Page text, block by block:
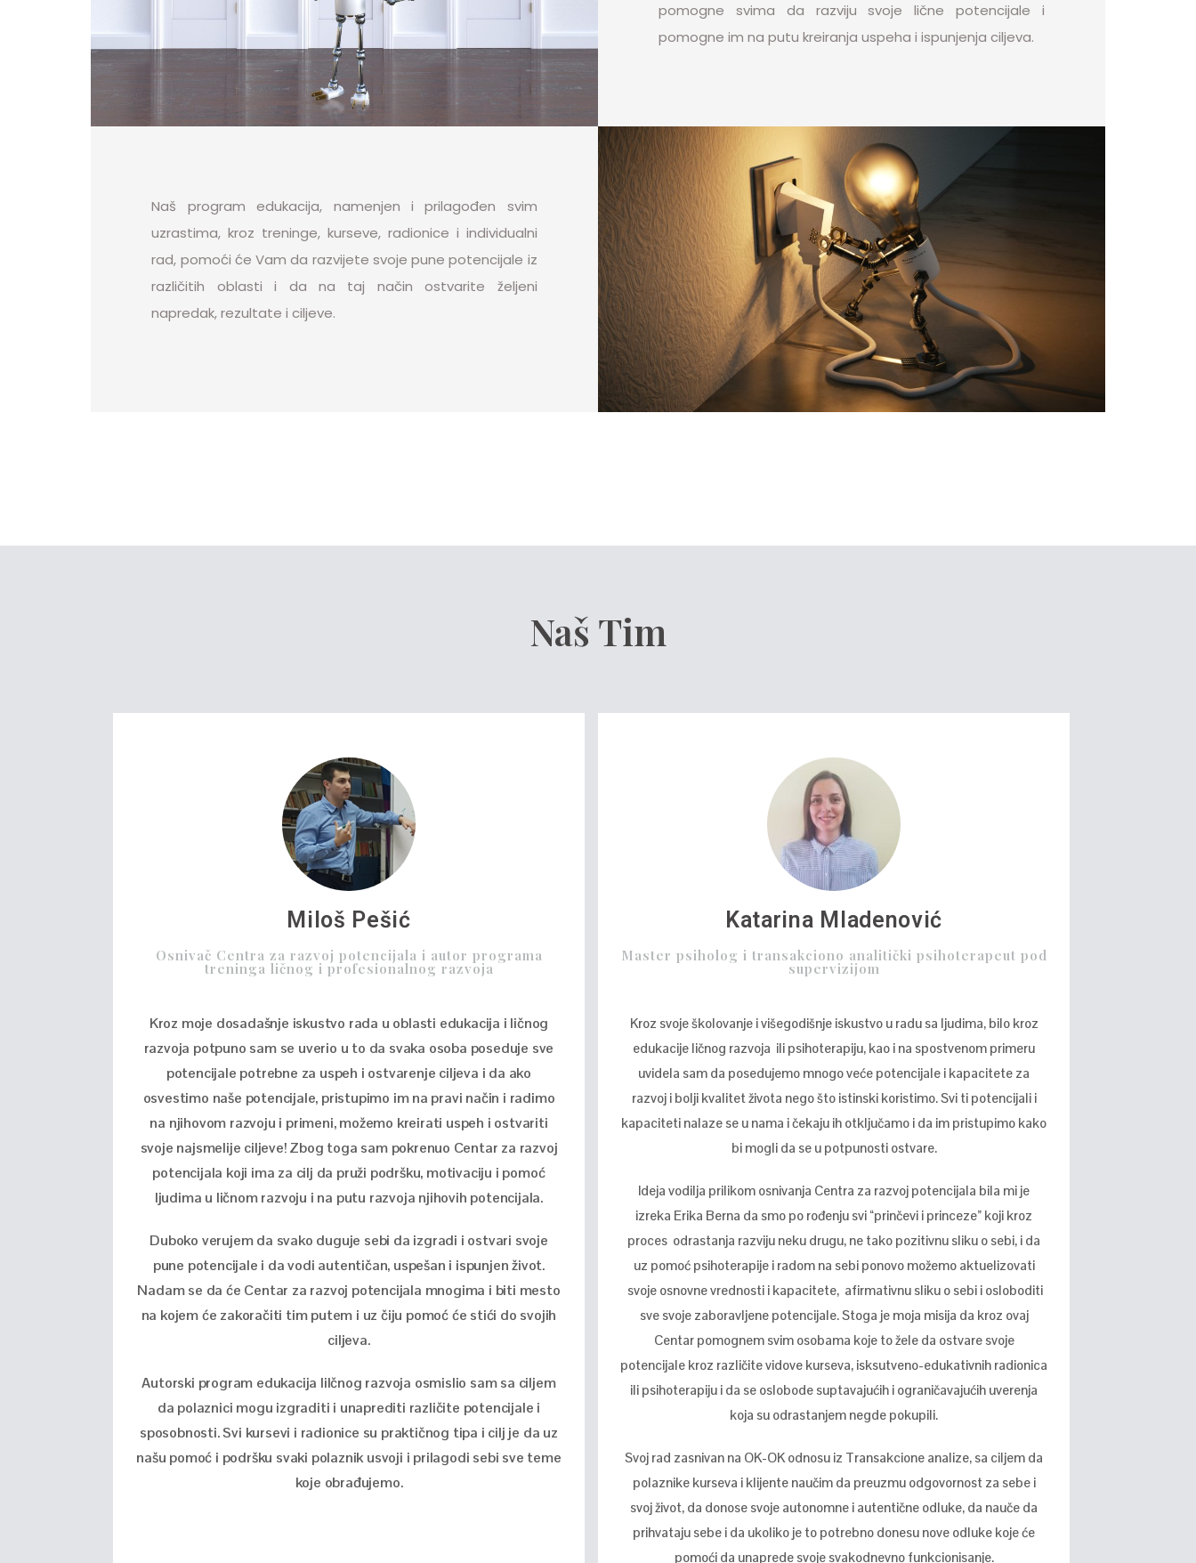
pomogne svima da razviju svoje lične potencijale i
pomogne im na putu kreiranja uspeha i ispunjenja ciljeva.
Naš program edukacija, namenjen i prilagođen svim
uzrastima, kroz treninge, kurseve, radionice i individualni
rad, pomoći će Vam da razvijete svoje pune potencijale iz
različitih oblasti i da na taj način ostvarite željeni
napredak, rezultate i ciljeve.
Naš Tim
Miloš Pešić
Osnivač Centra za razvoj potencijala i autor programa
treninga ličnog i profesionalnog razvoja
Kroz moje dosadašnje iskustvo rada u oblasti edukacija i ličnog
razvoja potpuno sam se uverio u to da svaka osoba poseduje sve
potencijale potrebne za uspeh i ostvarenje ciljeva i da ako
osvestimo naše potencijale, pristupimo im na pravi način i radimo
na njihovom razvoju i primeni, možemo kreirati uspeh i ostvariti
svoje najsmelije ciljeve! Zbog toga sam pokrenuo Centar za razvoj
potencijala koji ima za cilj da pruži podršku, motivaciju i pomoć
ljudima u ličnom razvoju i na putu razvoja njihovih potencijala.
Duboko verujem da svako duguje sebi da izgradi i ostvari svoje
pune potencijale i da vodi autentičan, uspešan i ispunjen život.
Nadam se da će Centar za razvoj potencijala mnogima i biti mesto
na kojem će zakoračiti tim putem i uz čiju pomoć će stići do svojih
ciljeva.
Autorski program edukacija lilčnog razvoja osmislio sam sa ciljem
da polaznici mogu izgraditi i unaprediti različite potencijale i
sposobnosti. Svi kursevi i radionice su praktičnog tipa i cilj je da uz
našu pomoć i podršku svaki polaznik usvoji i prilagodi sebi sve teme
koje obrađujemo.
Katarina Mladenović
Master psiholog i transakciono analitički psihoterapeut pod
supervizijom
Kroz svoje školovanje i višegodišnje iskustvo u radu sa ljudima, bilo kroz
edukacije ličnog razvoja ili psihoterapiju, kao i na spostvenom primeru
uvidela sam da posedujemo mnogo veće potencijale i kapacitete za
razvoj i bolji kvalitet života nego što istinski koristimo. Svi ti potencijali i
kapaciteti nalaze se u nama i čekaju ih otključamo i da im pristupimo kako
bi mogli da se u potpunosti ostvare.
Ideja vodilja prilikom osnivanja Centra za razvoj potencijala bila mi je
izreka Erika Berna da smo po rođenju svi “prinčevi i princeze” koji kroz
proces odrastanja razviju neku drugu, ne tako pozitivnu sliku o sebi, i da
uz pomoć psihoterapije i radom na sebi ponovo možemo aktuelizovati
svoje osnovne vrednosti i kapacitete, afirmativnu sliku o sebi i osloboditi
sve svoje zaboravljene potencijale. Stoga je moja misija da kroz ovaj
Centar pomognem svim osobama koje to žele da ostvare svoje
potencijale kroz različite vidove kurseva, isksutveno-edukativnih radionica
ili psihoterapiju i da se oslobode suptavajućih i ograničavajućih uverenja
koja su odrastanjem negde pokupili.
Svoj rad zasnivan na OK-OK odnosu iz Transakcione analize, sa ciljem da
polaznike kurseva i klijente naučim da preuzmu odgovornost za sebe i
svoj život, da donose svoje autonomne i autentične odluke, da nauče da
prihvataju sebe i da ukoliko je to potrebno donesu nove odluke koje će
pomoći da unaprede svoje svakodnevno funkcionisanje.